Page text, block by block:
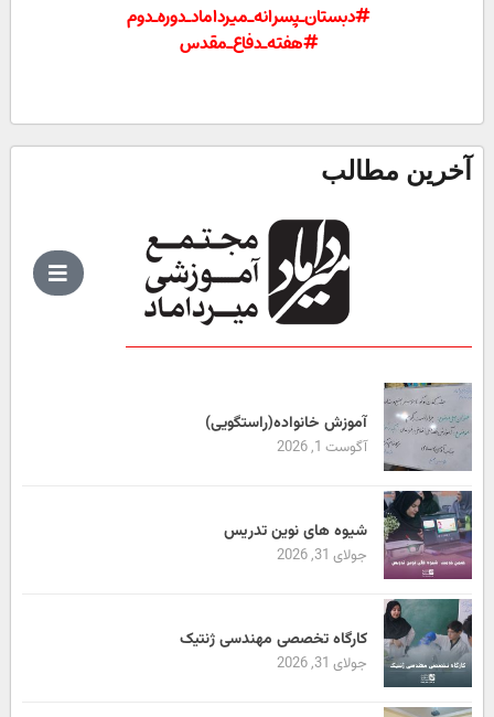
#دبستان_پسرانه_میرداماد_دوره_دوم
#هفته_دفاع_مقدس
آخرین مطالب
آموزش خانواده(راستگویی)
آگوست 1, 2026
شیوه های نوین تدریس
جولای 31, 2026
کارگاه تخصصی مهندسی ژنتیک
جولای 31, 2026